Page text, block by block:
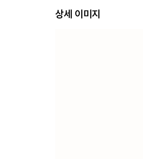
올리포테 베이글
상세 이미지